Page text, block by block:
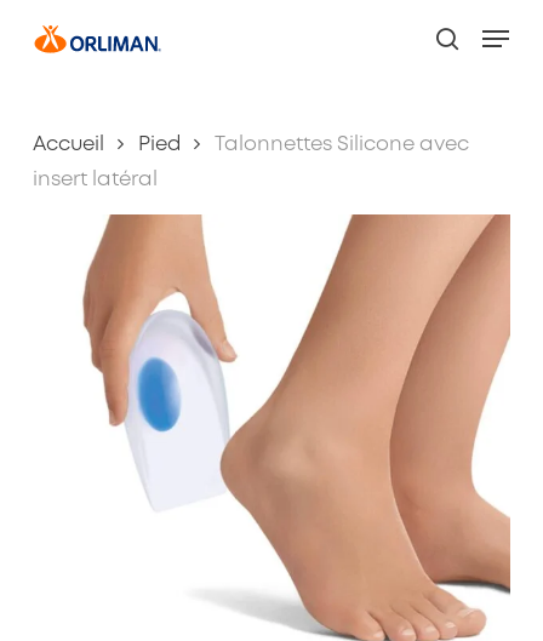
search
Accueil Pied
Talonnettes Silicone avec
insert latéral